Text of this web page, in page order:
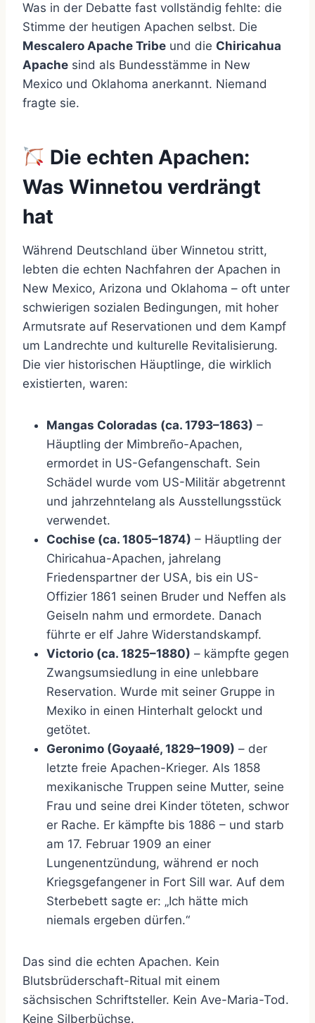
Was in der Debatte fast vollständig fehlte: die
Stimme der heutigen Apachen selbst. Die
Mescalero Apache Tribe und die Chiricahua
Apache sind als Bundesstämme in New
Mexico und Oklahoma anerkannt. Niemand
fragte sie.
Die echten Apachen:
Was Winnetou verdrängt
hat
Während Deutschland über Winnetou stritt,
lebten die echten Nachfahren der Apachen in
New Mexico, Arizona und Oklahoma – oft unter
schwierigen sozialen Bedingungen, mit hoher
Armutsrate auf Reservationen und dem Kampf
um Landrechte und kulturelle Revitalisierung.
Die vier historischen Häuptlinge, die wirklich
existierten, waren:
Mangas Coloradas (ca. 1793–1863) –
Häuptling der Mimbreño-Apachen,
ermordet in US-Gefangenschaft. Sein
Schädel wurde vom US-Militär abgetrennt
und jahrzehntelang als Ausstellungsstück
verwendet.
Cochise (ca. 1805–1874) – Häuptling der
Chiricahua-Apachen, jahrelang
Friedenspartner der USA, bis ein US-
Offizier 1861 seinen Bruder und Neffen als
Geiseln nahm und ermordete. Danach
führte er elf Jahre Widerstandskampf.
Victorio (ca. 1825–1880) – kämpfte gegen
Zwangsumsiedlung in eine unlebbare
Reservation. Wurde mit seiner Gruppe in
Mexiko in einen Hinterhalt gelockt und
getötet.
Geronimo (Goyaałé, 1829–1909) – der
letzte freie Apachen-Krieger. Als 1858
mexikanische Truppen seine Mutter, seine
Frau und seine drei Kinder töteten, schwor
er Rache. Er kämpfte bis 1886 – und starb
am 17. Februar 1909 an einer
Lungenentzündung, während er noch
Kriegsgefangener in Fort Sill war. Auf dem
Sterbebett sagte er: „Ich hätte mich
niemals ergeben dürfen.“
Das sind die echten Apachen. Kein
Blutsbrüderschaft-Ritual mit einem
sächsischen Schriftsteller. Kein Ave-Maria-Tod.
Keine Silberbüchse.